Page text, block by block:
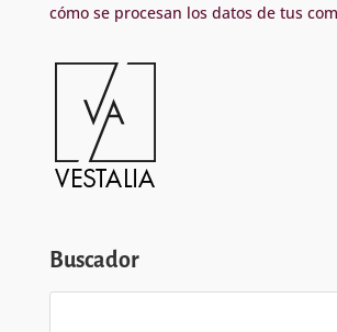
cómo se procesan los datos de tus
Buscador